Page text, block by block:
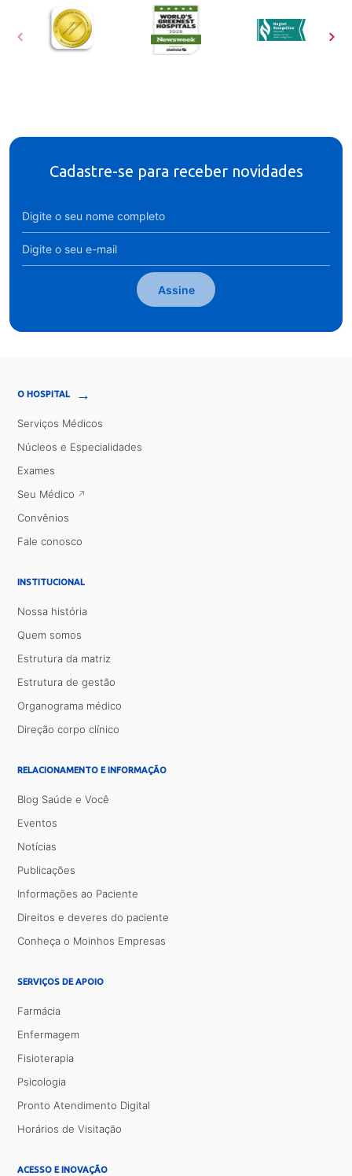
Cadastre-se para receber novidades
Assine
O HOSPITAL →
Serviços Médicos
Núcleos e Especialidades
Exames
Seu Médico
Convênios
Fale conosco
INSTITUCIONAL
Nossa história
Quem somos
Estrutura da matriz
Estrutura de gestão
Organograma médico
Direção corpo clínico
RELACIONAMENTO E INFORMAÇÃO
Blog Saúde e Você
Eventos
Notícias
Publicações
Informações ao Paciente
Direitos e deveres do paciente
Conheça o Moinhos Empresas
SERVIÇOS DE APOIO
Farmácia
Enfermagem
Fisioterapia
Psicologia
Pronto Atendimento Digital
Horários de Visitação
ACESSO E INOVAÇÃO